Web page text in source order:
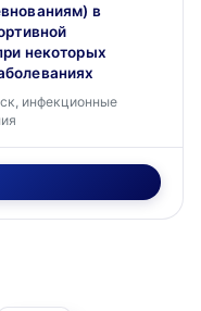
в
некоторых
инфекционные